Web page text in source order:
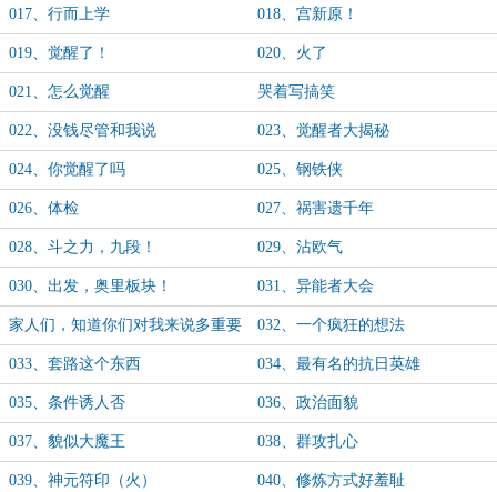
017、行而上学 018、宫新原！
019、觉醒了！ 020、火了
021、怎么觉醒 哭着写搞笑
022、没钱尽管和我说 023、觉醒者大揭秘
024、你觉醒了吗 025、钢铁侠
026、体检 027、祸害遗千年
028、斗之力，九段！ 029、沾欧气
030、出发，奥里板块！ 031、异能者大会
家人们，知道你们对我来说多重要
吗？
032、一个疯狂的想法
033、套路这个东西 034、最有名的抗日英雄
035、条件诱人否 036、政治面貌
037、貌似大魔王 038、群攻扎心
039、神元符印（火） 040、修炼方式好羞耻